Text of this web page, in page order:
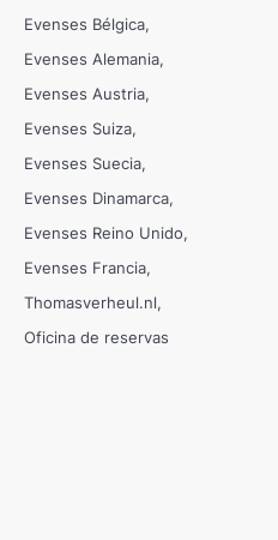
Evenses Bélgica
Evenses Alemania
Evenses Austria
Evenses Suiza
Evenses Suecia
Evenses Dinamarca
Evenses Reino Unido
Evenses Francia
Thomasverheul.nl
Oficina de reservas